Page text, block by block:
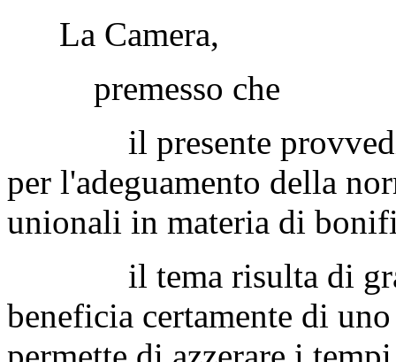
La Camera,
premesso che
il presente
per l'adeguamento della
unionali in materia di
il tema risulta di
beneficia certamente di